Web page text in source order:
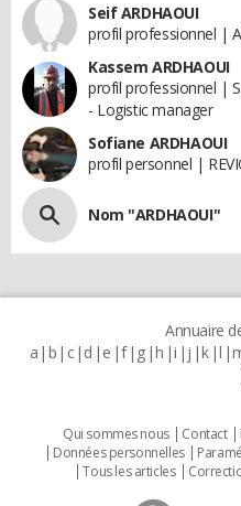
Seif ARDHAOUI
profil professionnel |
Kassem ARDHAOUI
profil professionnel |
- Logistic manager
Sofiane ARDHAOUI
profil personnel |
Nom "ARDHAOUI"
Annuaire
a b c d e f g h i j k l
Qui sommes nous Contact
Données personnelles
Tous les articles